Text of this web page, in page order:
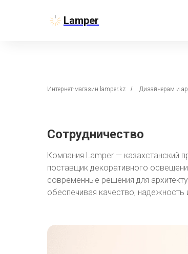
Lamper
Интернет-магазин lamper.kz / Дизайнерам и
Сотрудничество
Компания Lamper — казахстанский
поставщик декоративного
современные решения для
обеспечивая качество, надежность